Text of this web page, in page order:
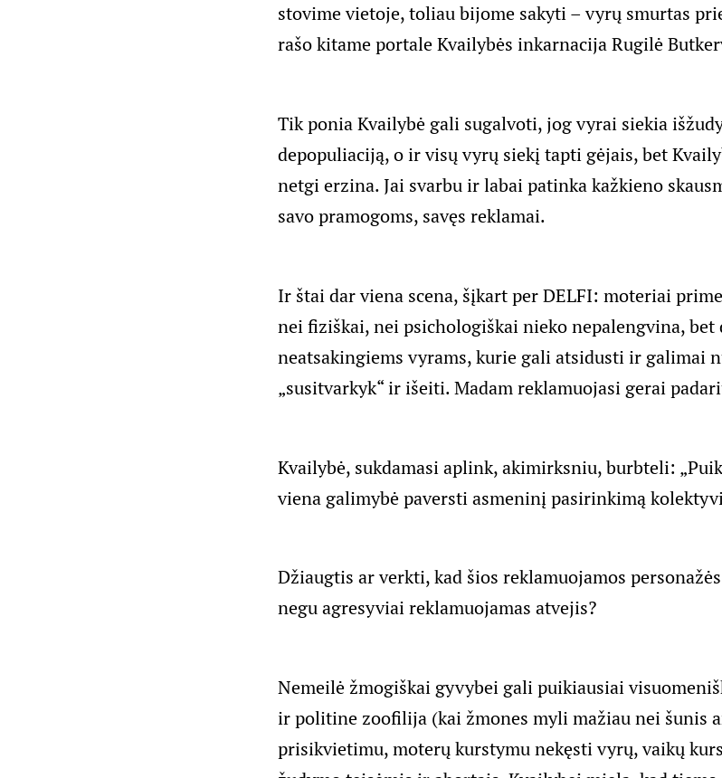
stovime vietoje, toliau bijome sakyti – vyrų smurtas
rašo kitame portale Kvailybės inkarnacija Rugilė
Tik ponia Kvailybė gali sugalvoti, jog vyrai siekia
depopuliaciją, o ir visų vyrų siekį tapti gėjais, bet
netgi erzina. Jai svarbu ir labai patinka kažkieno
savo pramogoms, savęs reklamai.
Ir štai dar viena scena, šįkart per DELFI: moteriai
nei fiziškai, nei psichologiškai nieko nepalengvina,
neatsakingiems vyrams, kurie gali atsidusti ir galimai
„susitvarkyk“ ir išeiti. Madam reklamuojasi gerai
Kvailybė, sukdamasi aplink, akimirksniu, burbteli:
viena galimybė paversti asmeninį pasirinkimą
Džiaugtis ar verkti, kad šios reklamuojamos
negu agresyviai reklamuojamas atvejis?
Nemeilė žmogiškai gyvybei gali puikiausiai
ir politine zoofilija (kai žmones myli mažiau nei šunis
prisikvietimu, moterų kurstymu nekęsti vyrų, vaikų